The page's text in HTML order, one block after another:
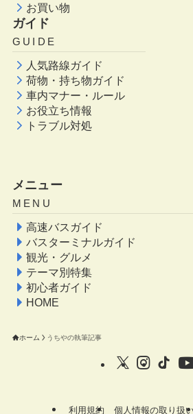
お買い物
ガイド
GUIDE
人気路線ガイド
荷物・持ち物ガイド
車内マナー・ルール
お役立ち情報
トラブル対処
メニュー
MENU
高速バスガイド
バスターミナルガイド
観光・グルメ
テーマ別特集
初心者ガイド
HOME
ホーム うちやの執筆記事
利用規約 個人情報の取り扱